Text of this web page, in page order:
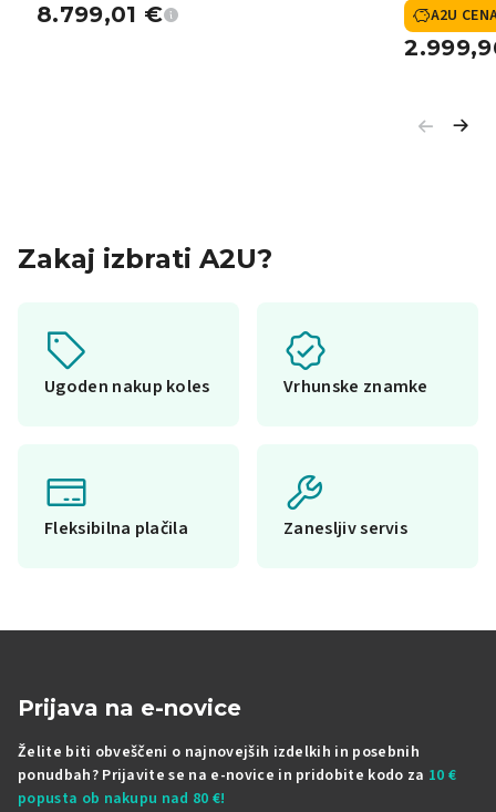
8.799,01 € A2U
Zakaj izbrati A2U?
Ugoden nakup koles Vrhunske znamke
Fleksibilna plačila Zanesljiv servis
Prijava na e-novice
Želite biti obveščeni o najnovejših izdelkih in posebnih
ponudbah? Prijavite se na e-novice in pridobite kodo za 10 €
popusta ob nakupu nad 80 €!